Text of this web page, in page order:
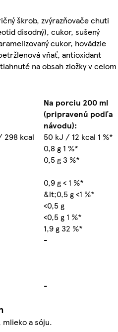
škrob, zvýrazňovače chuti
disodný), cukor, sušený
cukor, hovädzie
vňať, antioxidant
na obsah zložky v celom
Na porciu 200 ml
(pripravenú podľa
návodu):
298 kcal
50 kJ / 12 kcal 1 %*
0,8 g 1 %*
0,5 g 3 %*
0,9 g < 1 %*
&lt;0,5 g <1 %*
<0,5 g
<0,5 g 1 %*
1,9 g 32 %*
-
-
mlieko a sóju.